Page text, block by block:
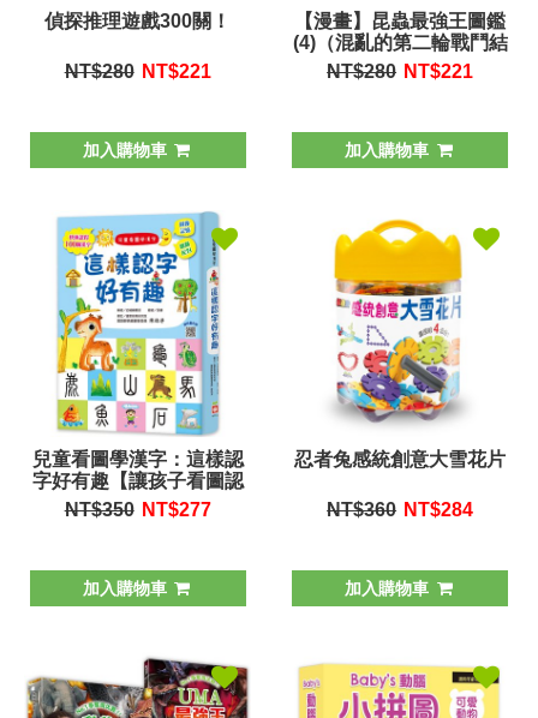
偵探推理遊戲300關！
NT$280 NT$221
加入購物車
【漫畫】昆蟲最強王圖鑑
(4)（混亂的第二輪戰鬥結
束，準決賽對戰者確
NT$280 NT$221
加入購物車
兒童看圖學漢字：這樣認
字好有趣【讓孩子看圖認
字，運用聯想力，學會
100個字】
NT$350 NT$277
加入購物車
忍者兔感統創意大雪花片
NT$360 NT$284
加入購物車